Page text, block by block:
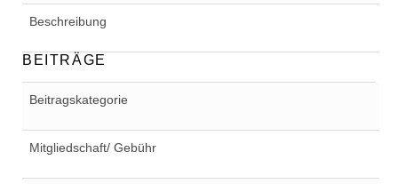
Beschreibung
BEITRÄGE
Beitragskategorie
Mitgliedschaft/ Gebühr